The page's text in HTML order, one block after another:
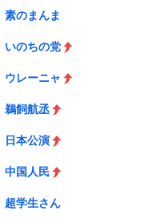
素のまんま
いのちの党
ウレーニャ
鵜飼航丞
日本公演
中国人民
超学生さん